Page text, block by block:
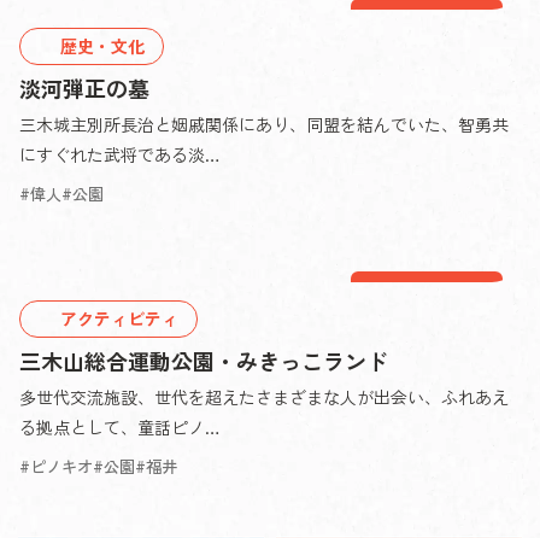
歴史・文化
淡河弾正の墓
三木城主別所長治と姻戚関係にあり、同盟を結んでいた、智勇共
にすぐれた武将である淡…
偉人 公園
アクティビティ
三木山総合運動公園・みきっこランド
多世代交流施設、世代を超えたさまざまな人が出会い、ふれあえ
る拠点として、童話ピノ…
ピノキオ 公園 福井